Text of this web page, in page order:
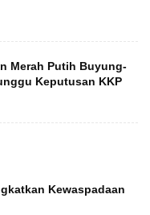
Merah Putih Buyung-
Keputusan KKP
Kewaspadaan